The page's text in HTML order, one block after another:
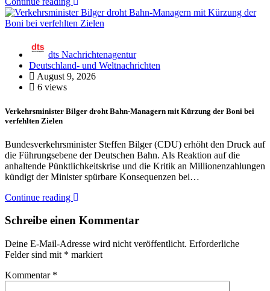
dts Nachrichtenagentur
Deutschland- und Weltnachrichten
August 9, 2026
6 views
Verkehrsminister Bilger droht Bahn-Managern mit Kürzung der Boni bei
verfehlten Zielen
Bundesverkehrsminister Steffen Bilger (CDU) erhöht den Druck auf
die Führungsebene der Deutschen Bahn. Als Reaktion auf die
anhaltende Pünktlichkeitskrise und die Kritik an Millionenzahlungen
kündigt der Minister spürbare Konsequenzen bei…
Continue reading
Schreibe einen Kommentar
Deine E-Mail-Adresse wird nicht veröffentlicht. Erforderliche
Felder sind mit * markiert
Kommentar *